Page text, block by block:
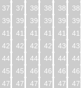
378 379 380 381 382
394 395 396 397 398
410 411 412 413 414
426 427 428 429 430
442 443 444 445 446
458 459 460 461 462
474 475 476 477 478